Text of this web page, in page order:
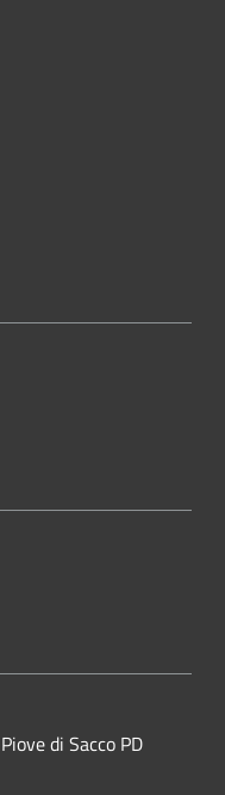
di Sacco PD